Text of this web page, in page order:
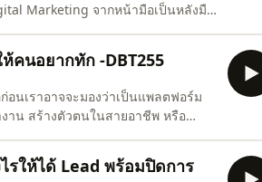
Marketing จากหน้ามือเป็นหลังมือ
อลมเปลี่ยนทิศทาง คนที่ควบ
คนอยากทัก -DBT255
นเราอาจจะมองว่าเป็นแพลตฟอร์ม
าน สร้างตัวตนในสายอาชีพ หรือ
ร์เรื่องที่ตัวเองเชี่ยวชาญ ก็เลยอยากม
ให้ได้ Lead พร้อมปิดการ